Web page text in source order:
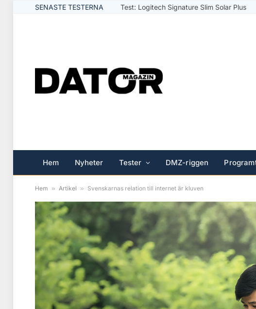
SENASTE TESTERNA Test: Logitech Signature Slim Solar Plus
Hem Nyheter Tester DMZ-riggen
Hem » Artikel » Svenskarnas relation till internet är kluven